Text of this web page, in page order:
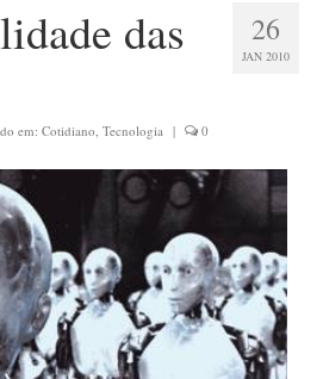
26
JAN 2010
das
em: Cotidiano, Tecnologia | 0